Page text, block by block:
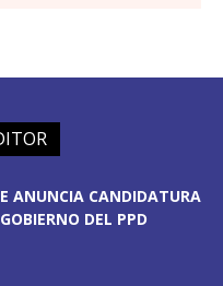
ANUNCIA CANDIDATURA
DEL PPD